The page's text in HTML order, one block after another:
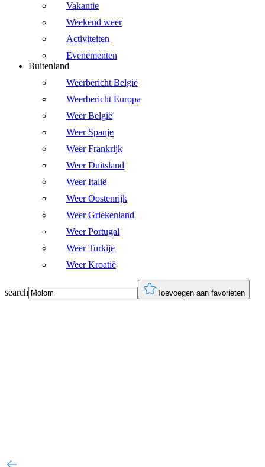
Vakantie
Weekend weer
Activiteiten
Evenementen
Buitenland
Weerbericht België
Weerbericht Europa
Weer België
Weer Spanje
Weer Frankrijk
Weer Duitsland
Weer Italië
Weer Oostenrijk
Weer Griekenland
Weer Portugal
Weer Turkije
Weer Kroatië
search Toevoegen aan favorieten